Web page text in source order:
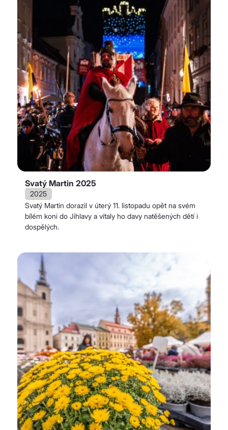
Svatý Martin 2025
2025
Svatý Martin dorazil v úterý 11. listopadu opět na svém
bílém koni do Jihlavy a vítaly ho davy natěšených dětí i
dospělých.